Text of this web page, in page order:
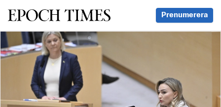
Svenska Epoch Times Prenumerera